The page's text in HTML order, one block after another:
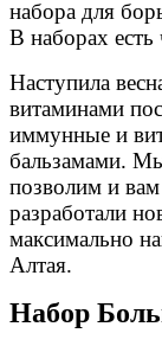
набора для
В наборах
Наступила
витаминами
иммунные и
бальзамами.
позволим и
разработали
максимально
Алтая.
Набор